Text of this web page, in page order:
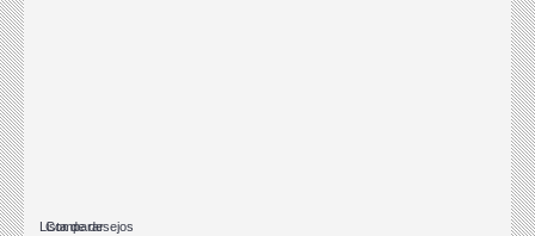
Lista de desejos
Comparar